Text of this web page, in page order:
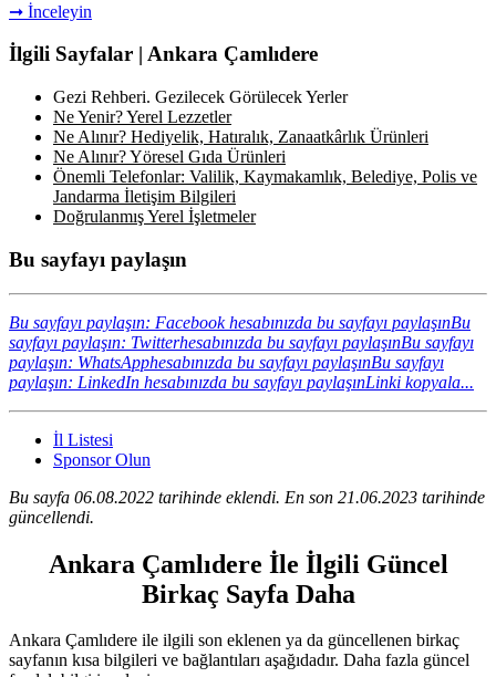
➞ İnceleyin
İlgili Sayfalar | Ankara Çamlıdere
Gezi Rehberi. Gezilecek Görülecek Yerler
Ne Yenir? Yerel Lezzetler
Ne Alınır? Hediyelik, Hatıralık, Zanaatkârlık Ürünleri
Ne Alınır? Yöresel Gıda Ürünleri
Önemli Telefonlar: Valilik, Kaymakamlık, Belediye, Polis ve
Jandarma İletişim Bilgileri
Doğrulanmış Yerel İşletmeler
Bu sayfayı paylaşın
Bu sayfayı paylaşın: Facebook hesabınızda bu sayfayı paylaşınBu
sayfayı paylaşın: Twitterhesabınızda bu sayfayı paylaşınBu sayfayı
paylaşın: WhatsApphesabınızda bu sayfayı paylaşınBu sayfayı
paylaşın: LinkedIn hesabınızda bu sayfayı paylaşınLinki kopyala...
İl Listesi
Sponsor Olun
Bu sayfa 06.08.2022 tarihinde eklendi. En son 21.06.2023 tarihinde
güncellendi.
Ankara Çamlıdere İle İlgili Güncel
Birkaç Sayfa Daha
Ankara Çamlıdere ile ilgili son eklenen ya da güncellenen birkaç
sayfanın kısa bilgileri ve bağlantıları aşağıdadır. Daha fazla güncel